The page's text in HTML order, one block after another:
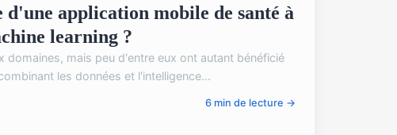
application mobile de santé à
learning ?
mais peu d'entre eux ont autant bénéficié
les données et l'intelligence...
6 min de lecture →